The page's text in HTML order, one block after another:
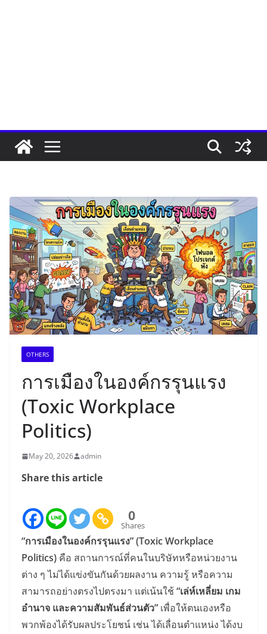
OTHERS
การเมืองในองค์กรรุนแรง
(Toxic Workplace
Politics)
May 20, 2026 admin
Share this article
0
Shares
“การเมืองในองค์กรรุนแรง” (Toxic Workplace
Politics) คือ สถานการณ์ที่คนในบริษัทหรือหน่วยงาน
ต่าง ๆ ไม่ได้แข่งขันกันด้วยผลงาน ความรู้ หรือความ
สามารถอย่างตรงไปตรงมา แต่เน้นใช้“เล่ห์เหลี่ยม เกม
อำนาจ และความสัมพันธ์ส่วนตัว” เพื่อให้ตนเองหรือ
พวกพ้องได้รับผลประโยชน์ เช่น ได้เลื่อนตำแหน่ง ได้งบ